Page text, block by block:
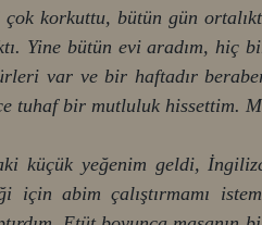
çok korkuttu, bütün gün
Yine bütün evi aradım, hiç
var ve bir haftadır
tuhaf bir mutluluk hissettim.
küçük yeğenim geldi,
için abim çalıştırmamı